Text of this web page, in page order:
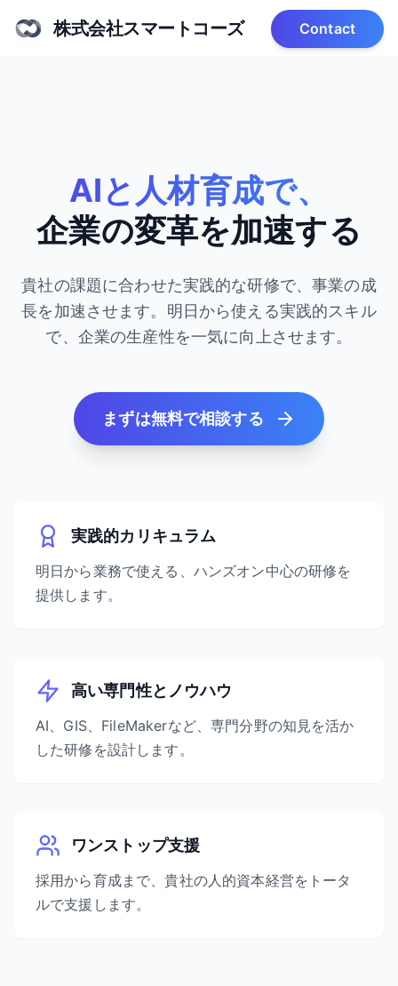
株式会社スマートコーズ Contact
AIと人材育成で、
企業の変革を加速する
貴社の課題に合わせた実践的な研修で、事業の成
長を加速させます。 明日から使える実践的スキル
で、企業の生産性を一気に向上させます。
まずは無料で相談する
実践的カリキュラム
明日から業務で使える、ハンズオン中心の研修を
提供します。
高い専門性とノウハウ
AI、GIS、FileMakerなど、専門分野の知見を活か
した研修を設計します。
ワンストップ支援
採用から育成まで、貴社の人的資本経営をトータ
ルで支援します。